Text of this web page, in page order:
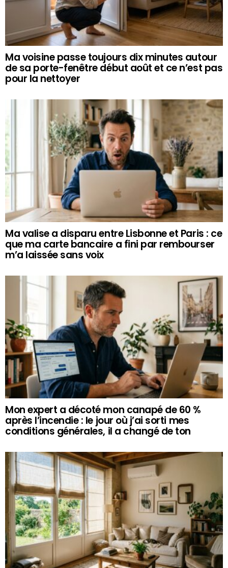
Ma voisine passe toujours dix minutes autour
de sa porte-fenêtre début août et ce n’est pas
pour la nettoyer
Ma valise a disparu entre Lisbonne et Paris : ce
que ma carte bancaire a fini par rembourser
m’a laissée sans voix
Mon expert a décoté mon canapé de 60 %
après l’incendie : le jour où j’ai sorti mes
conditions générales, il a changé de ton